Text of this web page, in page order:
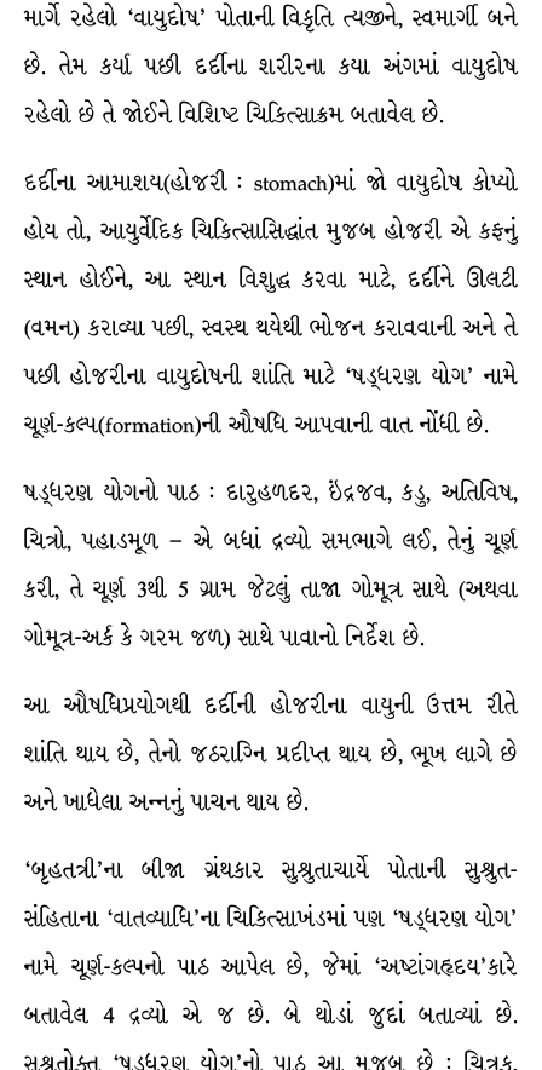
માર્ગે રહેલો ‘વાયુદોષ’ પોતાની વિકૃતિ ત્યજીને, સ્વમાર્ગી બને
છે. તેમ કર્યા પછી દર્દીના શરીરના કયા અંગમાં વાયુદોષ
રહેલો છે તે જોઈને વિશિષ્ટ ચિકિત્સાક્રમ બતાવેલ છે.
દર્દીના આમાશય(હોજરી : stomach)માં જો વાયુદોષ કોપ્યો
હોય તો, આયુર્વેદિક ચિકિત્સાસિદ્ધાંત મુજબ હોજરી એ કફનું
સ્થાન હોઈને, આ સ્થાન વિશુદ્ધ કરવા માટે, દર્દીને ઊલટી
(વમન) કરાવ્યા પછી, સ્વસ્થ થયેથી ભોજન કરાવવાની અને તે
પછી હોજરીના વાયુદોષની શાંતિ માટે ‘ષડ્ધરણ યોગ’ નામે
ચૂર્ણ-કલ્પ(formation)ની ઔષધિ આપવાની વાત નોંધી છે.
ષડ્ધરણ યોગનો પાઠ : દારુહળદર, ઇંદ્રજવ, કડુ, અતિવિષ,
ચિત્રો, પહાડમૂળ – એ બધાં દ્રવ્યો સમભાગે લઈ, તેનું ચૂર્ણ
કરી, તે ચૂર્ણ 3થી 5 ગ્રામ જેટલું તાજા ગોમૂત્ર સાથે (અથવા
ગોમૂત્ર-અર્ક કે ગરમ જળ) સાથે પાવાનો નિર્દેશ છે.
આ ઔષધિપ્રયોગથી દર્દીની હોજરીના વાયુની ઉત્તમ રીતે
શાંતિ થાય છે, તેનો જઠરાગ્નિ પ્રદીપ્ત થાય છે, ભૂખ લાગે છે
અને ખાધેલા અન્નનું પાચન થાય છે.
‘બૃહતત્રી’ના બીજા ગ્રંથકાર સુશ્રુતાચાર્યે પોતાની સુશ્રુત-
સંહિતાના ‘વાતવ્યાધિ’ના ચિકિત્સાખંડમાં પણ ‘ષડ્ધરણ યોગ’
નામે ચૂર્ણ-કલ્પનો પાઠ આપેલ છે, જેમાં ‘અષ્ટાંગહૃદય’કારે
બતાવેલ 4 દ્રવ્યો એ જ છે. બે થોડાં જુદાં બતાવ્યાં છે.